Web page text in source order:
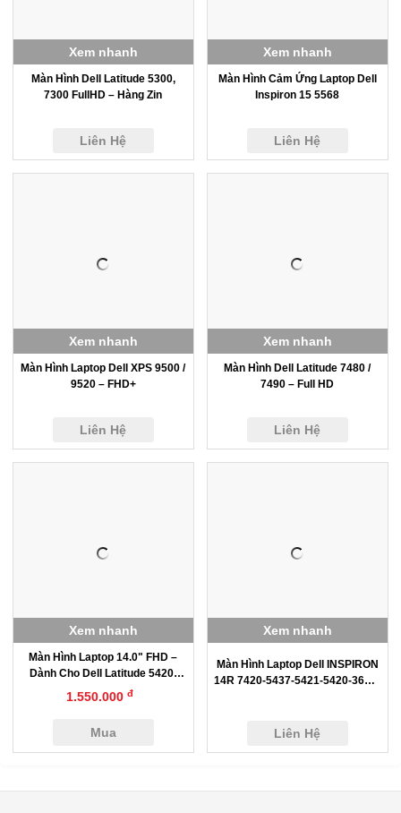
Màn Hình Dell Latitude 5300,
7300 FullHD – Hàng Zin
Liên Hệ
Xem nhanh
Màn Hình Cảm Ứng Laptop Dell
Inspiron 15 5568
Liên Hệ
Xem nhanh
Màn Hình Laptop Dell XPS 9500 /
9520 – FHD+
Liên Hệ
Xem nhanh
Màn Hình Dell Latitude 7480 /
7490 – Full HD
Liên Hệ
Xem nhanh
Màn Hình Laptop 14.0" FHD –
Dành Cho Dell Latitude 5420,
7400, 7420
1.550.000đ
Mua
Xem nhanh
Màn Hình Laptop Dell INSPIRON
14R 7420-5437-5421-5420-3650-
Liên Hệ
Xem nhanh